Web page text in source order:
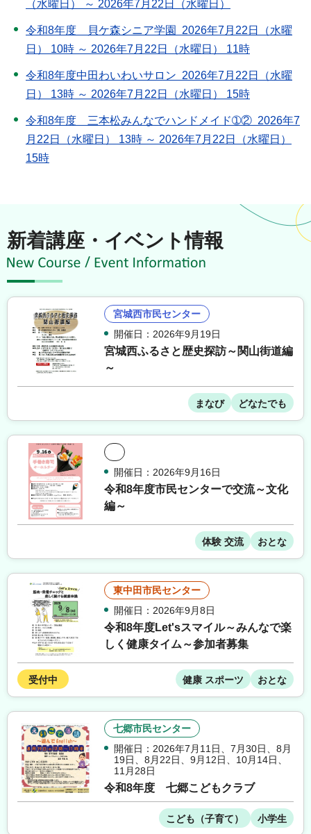
（水曜日） ～ 2026年7月22日（水曜日）
令和8年度 貝ケ森シニア学園 2026年7月22日（水曜
日） 10時 ～ 2026年7月22日（水曜日） 11時
令和8年度中田わいわいサロン 2026年7月22日（水曜
日） 13時 ～ 2026年7月22日（水曜日） 15時
令和8年度 三本松みんなでハンドメイド➀② 2026年7
月22日（水曜日） 13時 ～ 2026年7月22日（水曜日）
15時
新着講座・イベント情報
宮城西市民センター
開催日：2026年9月19日
宮城西ふるさと歴史探訪～関山街道編
～
まなび どなたでも
開催日：2026年9月16日
令和8年度市民センターで交流～文化
編～
体験 交流 おとな
東中田市民センター
開催日：2026年9月8日
令和8年度Let'sスマイル～みんなで楽
しく健康タイム～参加者募集
受付中 健康 スポーツ おとな
七郷市民センター
開催日：2026年7月11日
7月30日
8月
19日
8月22日 9月12日 10月14日
11月28日
令和8年度 七郷こどもクラブ
こども（子育て） 小学生